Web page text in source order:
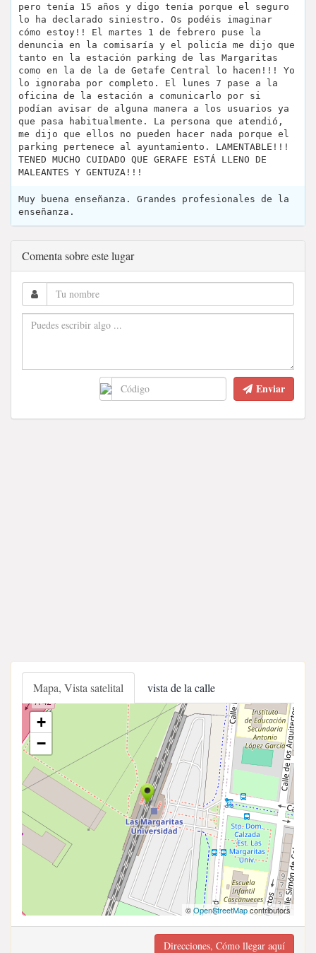
pero tenía 15 años y digo tenía porque el seguro
lo ha declarado siniestro. Os podéis imaginar
cómo estoy!! El martes 1 de febrero puse la
denuncia en la comisaría y el policía me dijo que
tanto en la estación parking de las Margaritas
como en la de la de Getafe Central lo hacen!!! Yo
lo ignoraba por completo. El lunes 7 pase a la
oficina de la estación a comunicarlo por si
podían avisar de alguna manera a los usuarios ya
que pasa habitualmente. La persona que atendió,
me dijo que ellos no pueden hacer nada porque el
parking pertenece al ayuntamiento. LAMENTABLE!!!
TENED MUCHO CUIDADO QUE GERAFE ESTÁ LLENO DE
MALEANTES Y GENTUZA!!!
Muy buena enseñanza. Grandes profesionales de la
enseñanza.
Comenta sobre este lugar
Enviar
Mapa, Vista satelital vista de la calle
+
−
©OpenStreetMapcontributors
Direcciones, Cómo llegar aquí